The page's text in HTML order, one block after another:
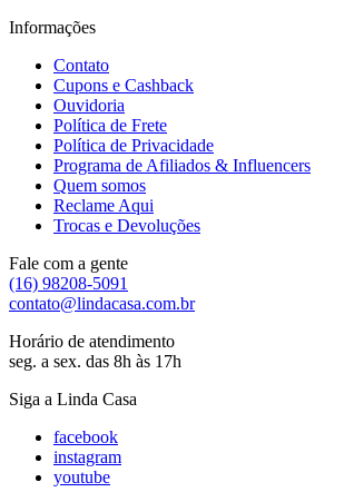
Informações
Contato
Cupons e Cashback
Ouvidoria
Política de Frete
Política de Privacidade
Programa de Afiliados & Influencers
Quem somos
Reclame Aqui
Trocas e Devoluções
Fale com a gente
(16) 98208-5091
contato@lindacasa.com.br
Horário de atendimento
seg. a sex. das 8h às 17h
Siga a Linda Casa
facebook
instagram
youtube